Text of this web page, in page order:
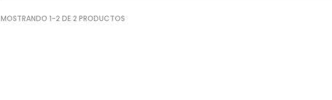
MOSTRANDO 1-2 DE 2 PRODUCTOS